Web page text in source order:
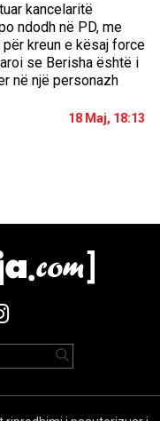
kancelaritë
ndodh në PD, me
kreun e kësaj force
se Berisha është i
në një personazh
18 Maj, 18:13